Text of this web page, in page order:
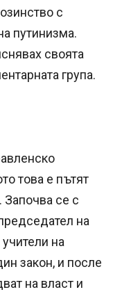
с
путинизма.
своята
група.
това е пътят
се с
на
на
закон, и после
на власт и